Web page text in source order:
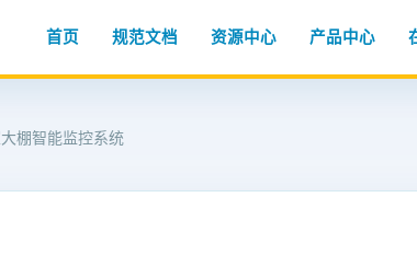
首页 规范文档 资源中心 产品中心
棚智能监控系统